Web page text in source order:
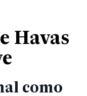
Havas
como